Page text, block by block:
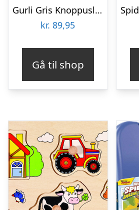
Gurli Gris Knoppuslespil – Træpuslespil Med Knopper
kr. 89,95
Gå til shop